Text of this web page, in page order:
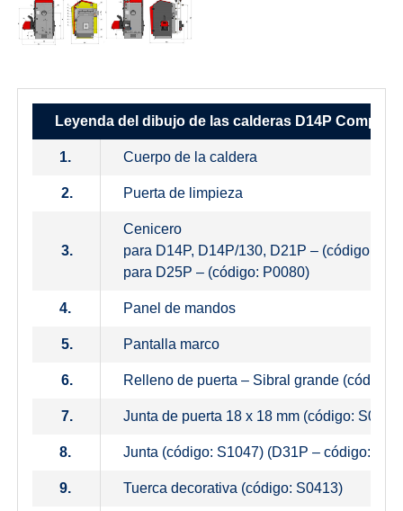
Leyenda del dibujo de las calderas D14P
1. Cuerpo de la caldera
2. Puerta de limpieza
3.
Cenicero
para D14P, D14P/130, D21P – (código:
para D25P – (código: P0080)
4. Panel de mandos
5. Pantalla marco
6. Relleno de puerta – Sibral grande (código:
7. Junta de puerta 18 x 18 mm (código:
8. Junta (código: S1047) (D31P – código:
9. Tuerca decorativa (código: S0413)